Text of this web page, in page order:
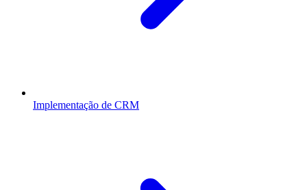
Implementação de CRM